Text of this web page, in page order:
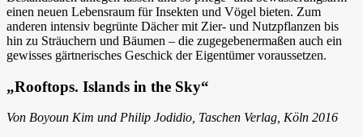
einen neuen Lebensraum für Insekten und Vögel bieten. Zum
anderen intensiv begrünte Dächer mit Zier- und Nutzpflanzen bis
hin zu Sträuchern und Bäumen – die zugegebenermaßen auch ein
gewisses gärtnerisches Geschick der Eigentümer voraussetzen.
„Rooftops. Islands in the Sky“
Von Boyoun Kim und Philip Jodidio, Taschen Verlag, Köln 2016